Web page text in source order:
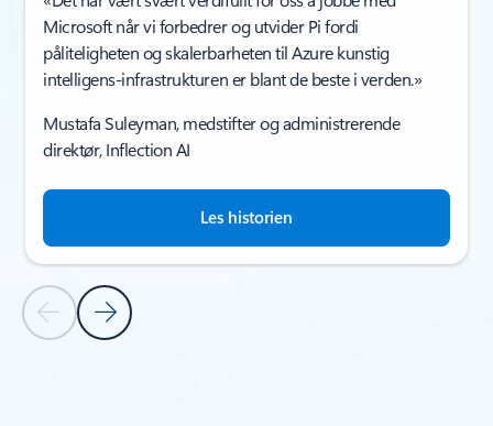
Forrige lysbildeNeste lysbilde
Microsoft når vi forbedrer og utvider Pi fordi
påliteligheten og skalerbarheten til Azure kunstig
intelligens-infrastrukturen er blant de beste i verden.»
Mustafa Suleyman, medstifter og administrerende
direktør, Inflection AI​
Les historien